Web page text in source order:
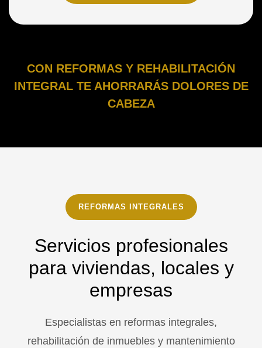
CON REFORMAS Y REHABILITACIÓN
INTEGRAL TE AHORRARÁS DOLORES DE
CABEZA
REFORMAS INTEGRALES
Servicios profesionales
para viviendas, locales y
empresas
Especialistas en reformas integrales,
rehabilitación de inmuebles y mantenimiento